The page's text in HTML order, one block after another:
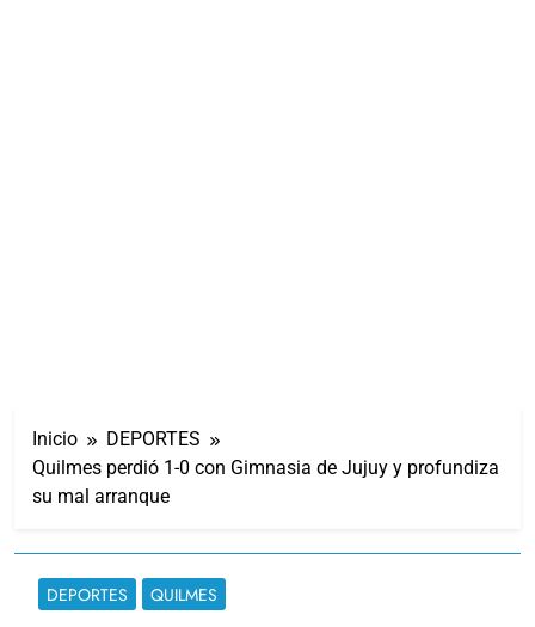
Inicio
DEPORTES
Quilmes perdió 1-0 con Gimnasia de Jujuy y profundiza
su mal arranque
DEPORTES QUILMES